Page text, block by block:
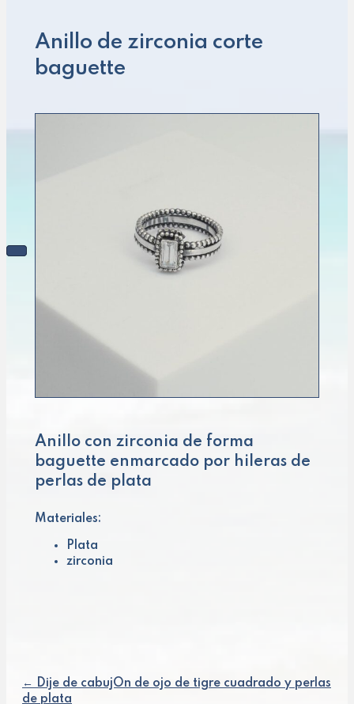
Anillo de zirconia corte
baguette
Anillo con zirconia de forma
baguette enmarcado por hileras de
perlas de plata
Materiales:
Plata
zirconia
Posts
← Dije de cabujOn de ojo de tigre cuadrado y perlas
de plata